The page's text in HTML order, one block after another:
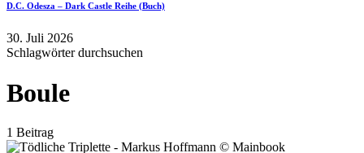
D.C. Odesza – Dark Castle Reihe (Buch)
30. Juli 2026
Schlagwörter durchsuchen
Boule
1 Beitrag